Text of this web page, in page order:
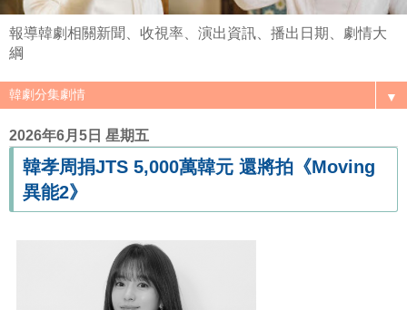
報導韓劇相關新聞、收視率、演出資訊、播出日期、劇情大
綱
▼
2026年6月5日 星期五
韓孝周捐JTS 5,000萬韓元 還將拍《Moving
異能2》